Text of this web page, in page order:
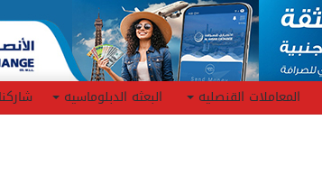
المعاملات القنصليه البعثه الدبلوماسيه شاركنا